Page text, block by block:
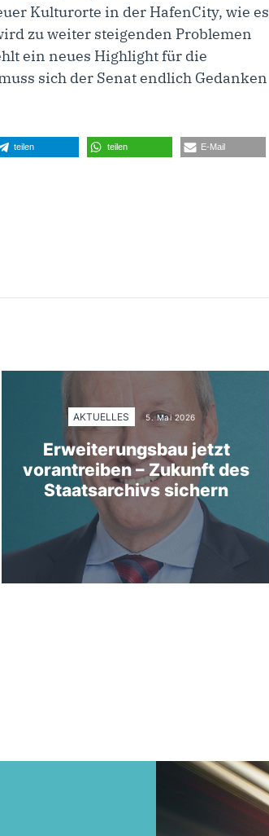
Kulturorte in der HafenCity, wie es
zu weiter steigenden Problemen
ein neues Highlight für die
sich der Senat endlich Gedanken
teilen teilen E-Mail
AKTUELLES 5. Mai 2026
Erweiterungsbau jetzt
vorantreiben – Zukunft des
Staatsarchivs sichern